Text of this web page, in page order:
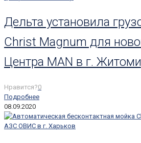
Дельта установила
Christ Magnum для
Центра MAN в г.
Нравится?0
Подробнее
08.09.2020